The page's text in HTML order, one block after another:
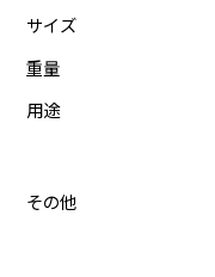
サイズ
重量
用途
その他